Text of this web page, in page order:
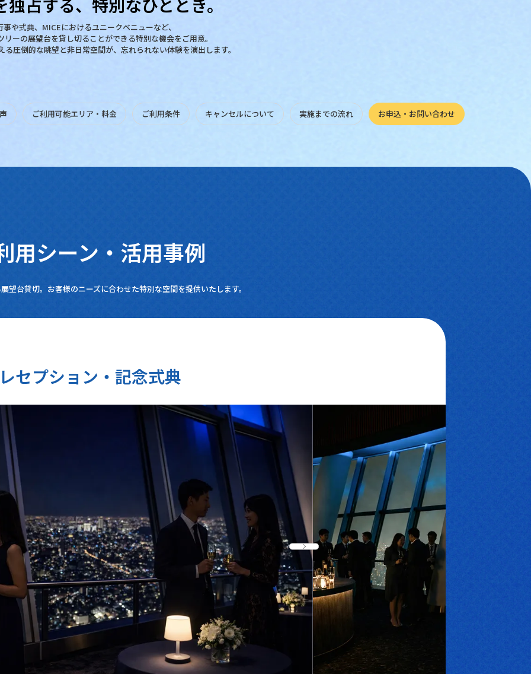
や式典、MICEにおけるユニークベニューなど、
ーの展望台を貸し切ることができる特別な機会をご用意。
圧倒的な眺望と非日常空間が、忘れられない体験を演出します。
ご利用可能エリア・ 料金ご利用可能エリア・料金
ご利用条件 キャンセルについて 実施までの流れ お申込・お問い合わせ
用シーン・活用事例
望台貸切。 お客様のニーズに合わせた特別な空間を提供いたします。
セプション・記念式典